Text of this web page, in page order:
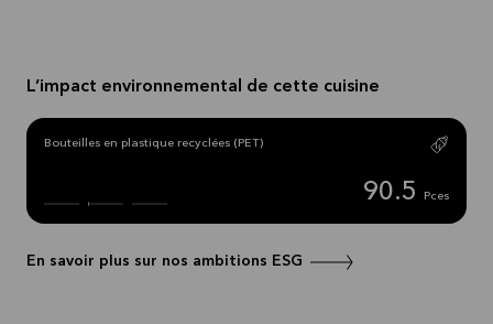
L’impact environnemental de cette cuisine
Bouteilles en plastique recyclées (PET)
90.5 Pces
En savoir plus sur nos ambitions ESG